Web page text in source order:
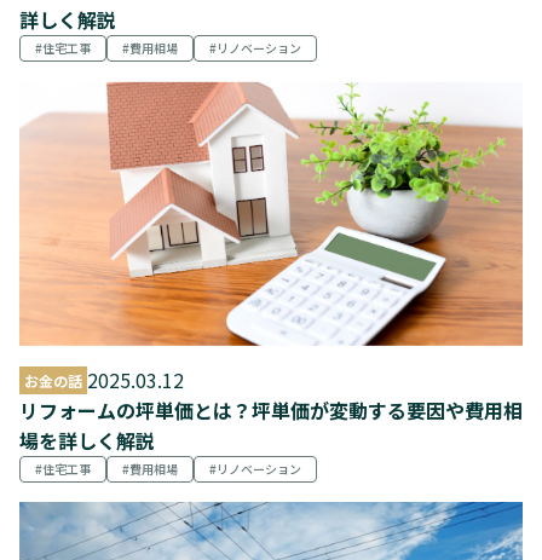
詳しく解説
住宅工事 費用相場 リノベーション
お金の話 2025.03.12
リフォームの坪単価とは？坪単価が変動する要因や費用相
場を詳しく解説
住宅工事 費用相場 リノベーション